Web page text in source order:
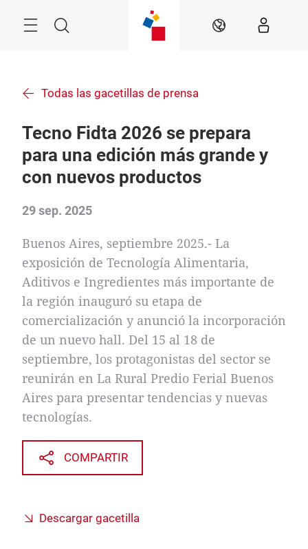
Buscar ES
Todas las gacetillas de prensa
Tecno Fidta 2026 se prepara
para una edición más grande y
con nuevos productos
29 sep. 2025
Buenos Aires, septiembre 2025.- La
exposición de Tecnología Alimentaria,
Aditivos e Ingredientes más importante de
la región inauguró su etapa de
comercialización y anunció la incorporación
de un nuevo hall. Del 15 al 18 de
septiembre, los protagonistas del sector se
reunirán en La Rural Predio Ferial Buenos
Aires para presentar tendencias y nuevas
tecnologías.
COMPARTIR
Descargar gacetilla